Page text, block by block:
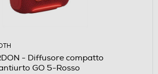
- Diffusore compatto
GO 5-Rosso